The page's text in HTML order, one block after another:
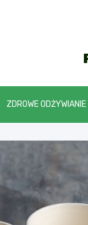
ZDROWE ODŻYWIANIE